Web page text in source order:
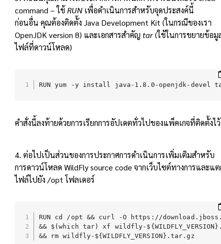
command – ใช้RUN เพื่อดำเนินการสำหรับจุดประสงค์นี้
ก่อนอื่น คุณต้องติดตั้ง Java Development Kit (ในกรณีของเรา
OpenJDK version 8) และเอกสารสำคัญ tar(ใช้ในการขยายข้อมู
ไฟล์ที่ดาวน์โหลด)
RUN yum -y install java-1.8.0-openjdk-devel
คำสั่งนี้ลงท้ายด้วยการเรียกการอัปเดตทั่วไปของแพ็คเกจที่ติดตั้งไว้
4. ต่อไปเป็นส่วนของการประกาศการดำเนินการเพิ่มเติมสำหรับ
การดาวน์โหลด WildFly source code จากเว็บไซต์ทางการและแ
ไฟล์ไปยัง /opt โฟลเดอร์
RUN cd /opt && curl -O https://
&& $(which tar) xf wildfly-
&& rm wildfly-${WILDFLY_VERSION}.tar.gz